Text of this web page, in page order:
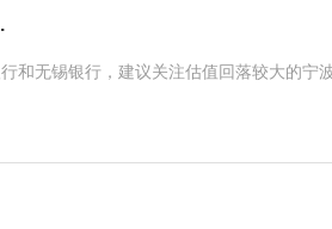
和无锡银行，建议关注估值回落较大的宁